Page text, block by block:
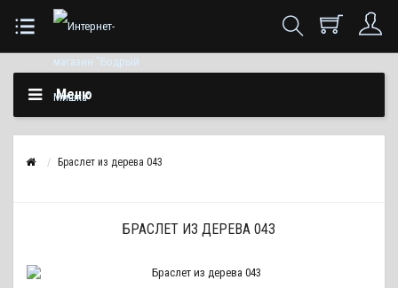
Меню
Браслет из дерева 043
БРАСЛЕТ ИЗ ДЕРЕВА 043